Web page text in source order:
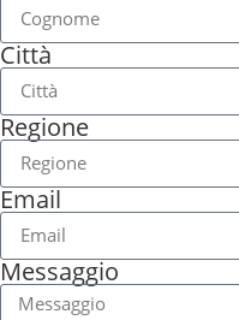
Città
Regione
Email
Messaggio